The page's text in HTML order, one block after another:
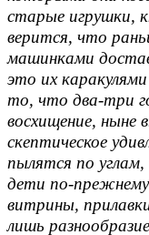
старые игрушки,
верится, что
машинками
это их
то, что два-три
восхищение, ныне
скептическое
пылятся по
дети по-
витрины,
лишь